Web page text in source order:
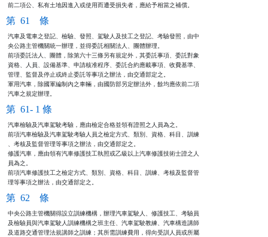
前二項公、私有土地因進入或使用而遭受損失者，應給予相當之補償。
第 61 條
汽車及電車之登記、檢驗、發照、駕駛人及技工之登記、考驗發照，由中
央公路主管機關統一辦理，並得委託相關法人、團體辦理。
前項委託法人、團體，除第六十三條另有規定外，其委託事項、委託對象
資格、人員、設備基準、申請核准程序、委託合約應載事項、收費基準、
管理、監督及停止或終止委託等事項之辦法，由交通部定之。
軍用汽車，除國軍編制內之車輛，由國防部另定辦法外，餘均應依前二項
汽車之規定辦理。
第 61- 1 條
汽車檢驗及汽車駕駛考驗，應由檢定合格並領有證照之人員為之。
前項汽車檢驗及汽車駕駛考驗人員之檢定方式、類別、資格、科目、訓練
、考核及監督管理等事項之辦法，由交通部定之。
修護汽車，應由領有汽車修護技工執照或乙級以上汽車修護技術士證之人
員為之。
前項汽車修護技工之檢定方式、類別、資格、科目、訓練、考核及監督管
理等事項之辦法，由交通部定之。
第 62 條
中央公路主管機關得設立訓練機構，辦理汽車駕駛人、修護技工、考驗員
及檢驗員與汽車駕駛人訓練機構之班主任、汽車駕駛教練、汽車構造講師
及道路交通管理法規講師之訓練；其所需訓練費用，得向受訓人員或所屬